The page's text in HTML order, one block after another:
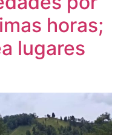
horas;
lugares